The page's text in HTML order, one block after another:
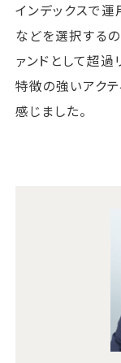
インデックスで
などを選択するの
ァンドとして超過
特徴の強いアク
感じました。